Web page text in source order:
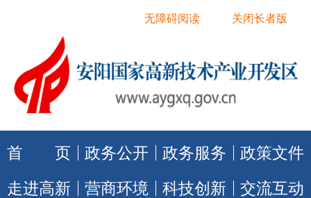
关闭长者版
无障碍阅读
首 页 政务公开 政务服务
政策文件
走进高新
营商环境 科技创新 交流互动